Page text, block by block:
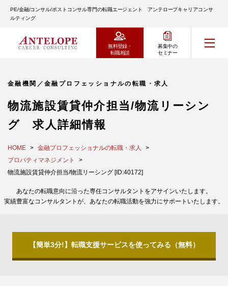
PE/金融/コンサル/ポストコンサル専門の転職エージェント アンテロープキャリアコンサ
ルティング
無料登録・
転職相談
募集中の
セミナー
金融機関／金融プロフェッショナルの転職・求人
物流施設賃貸仲介担当/物流リーシン
グ 求人詳細情報
HOME
金融プロフェッショナルの転職・求人
プロパティマネジメント
物流施設賃貸仲介担当/物流リーシング [ID:40172]
あなたの転職意向に沿った専任コンサルタントをアサインいたします。
実績豊富なコンサルタントが、あなたの転職活動を強力にサポートいたします。
【簡単3分!】転職支援サービスを使ってみる（無料）